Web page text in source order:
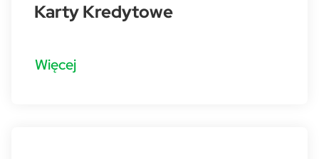
Karty Kredytowe
Więcej